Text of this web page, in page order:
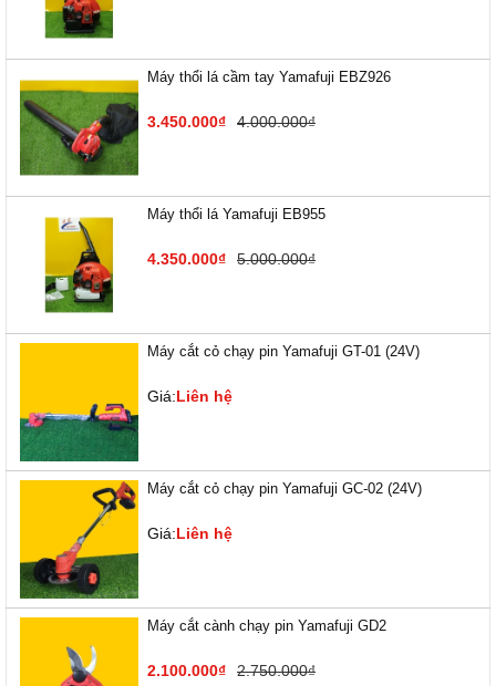
Máy thổi lá cầm tay Yamafuji EBZ926
3.450.000₫ 4.000.000₫
Máy thổi lá Yamafuji EB955
4.350.000₫ 5.000.000₫
Máy cắt cỏ chạy pin Yamafuji GT-01 (24V)
Giá:Liên hệ
Máy cắt cỏ chạy pin Yamafuji GC-02 (24V)
Giá:Liên hệ
Máy cắt cành chạy pin Yamafuji GD2
2.100.000₫ 2.750.000₫